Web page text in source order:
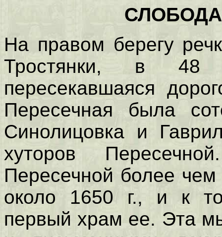
На правом берегу
Тростянки, в 48
пересекавшаяся
Пересечная была
Синолицовка и
хуторов
Пересечной более
около 1650 г., и к
первый храм ее. Эта